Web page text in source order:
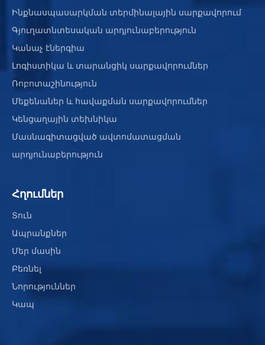
Ինքնասպասարկման տերմինալային սարքավորում
Գյուղատնտեսական արդյունաբերություն
Կանաչ էներգիա
Լոգիստիկա և տարանցիկ սարքավորումներ
Ռոբոտաշինություն
Մեքենաներ և հավաքման սարքավորումներ
Կենցաղային տեխնիկա
Մասնագիտացված ավտոմատացման
արդյունաբերություն
Հղումներ
Տուն
Ապրանքներ
Մեր մասին
Բեռնել
Նորություններ
Կապ